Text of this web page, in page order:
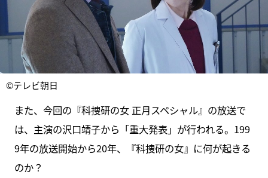
©テレビ朝日
また、今回の『科捜研の女 正月スペシャル』の放送で
は、主演の沢口靖子から「重大発表」が行われる。199
9年の放送開始から20年、『科捜研の女』に何が起きる
のか？